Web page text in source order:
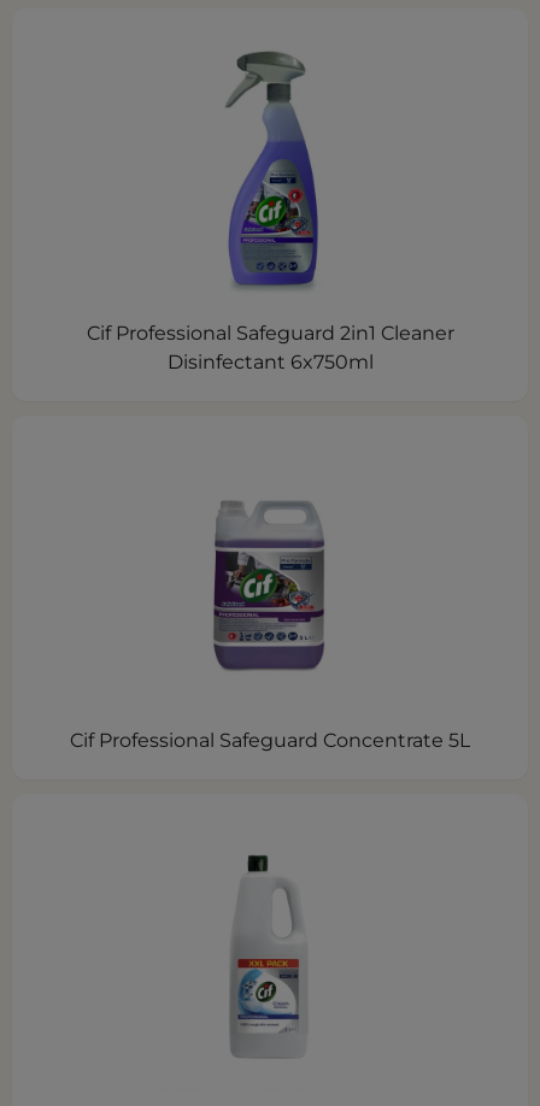
Cif Professional Safeguard 2in1 Cleaner
Disinfectant 6x750ml
Cif Professional Safeguard Concentrate 5L